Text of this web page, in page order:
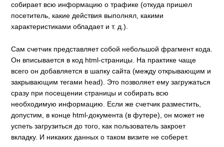
собирает всю информацию о трафике (откуда пришел
посетитель, какие действия выполнял, какими
характеристиками обладает и т. д.).
Сам счетчик представляет собой небольшой фрагмент кода.
Он вписывается в код html-страницы. На практике чаще
всего он добавляется в шапку сайта (между открывающим и
закрывающим тегами head). Это позволяет ему загружаться
сразу при посещении страницы и собирать всю
необходимую информацию. Если же счетчик разместить,
допустим, в конце html-документа (в футере), он может не
успеть загрузиться до того, как пользователь закроет
вкладку. И никаких данных о таком визите не соберет.